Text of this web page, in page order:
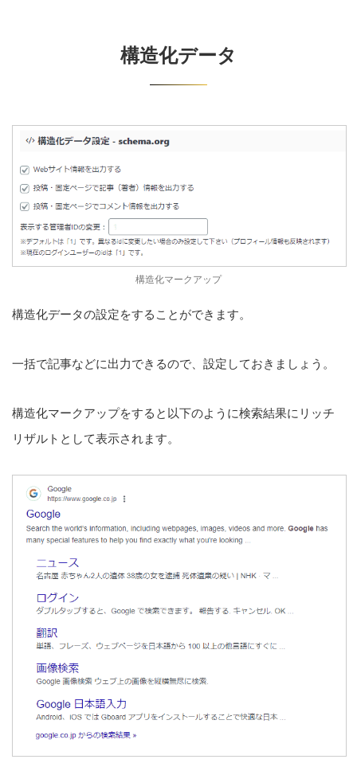
構造化データ
構造化マークアップ
構造化データの設定をすることができます。
一括で記事などに出力できるので、設定しておきましょう。
構造化マークアップをすると以下のように検索結果にリッチ
リザルトとして表示されます。